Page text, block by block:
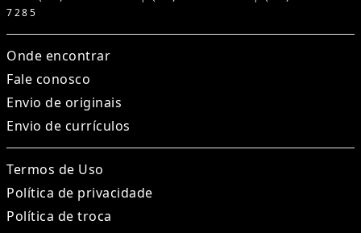
7285
Onde encontrar
Fale conosco
Envio de originais
Envio de currículos
Termos de Uso
Política de privacidade
Política de troca